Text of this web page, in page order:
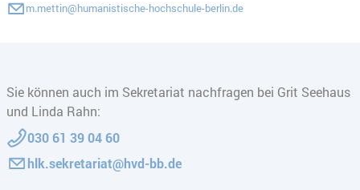
m.mettin@humanistische-hochschule-berlin.de
Sie können auch im Sekretariat nachfragen bei Grit Seehaus
und Linda Rahn:
030 61 39 04 60
hlk.sekretariat@hvd-bb.de